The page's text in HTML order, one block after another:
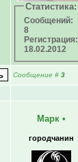
Статистика:
Сообщений:
8
Регистрация:
18.02.2012
Сообщение # 3
Марк •
городчанин